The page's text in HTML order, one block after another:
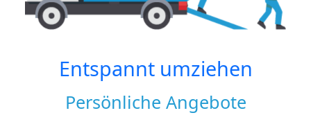
Entspannt umziehen
Persönliche Angebote